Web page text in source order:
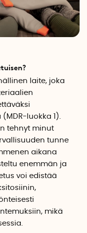
laite, joka
luokka 1).
tehnyt minut
tunne
aikana
enemmän ja
voi edistää
mikä